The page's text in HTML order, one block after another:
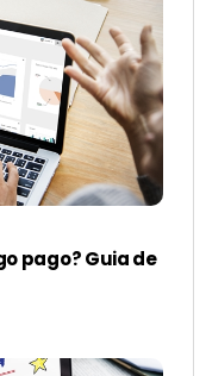
pago? Guia de